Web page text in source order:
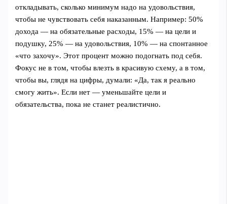
откладывать, сколько минимум надо на удовольствия,
чтобы не чувствовать себя наказанным. Например: 50%
дохода — на обязательные расходы, 15% — на цели и
подушку, 25% — на удовольствия, 10% — на спонтанное
«что захочу». Этот процент можно подогнать под себя.
Фокус не в том, чтобы влезть в красивую схему, а в том,
чтобы вы, глядя на цифры, думали: «Да, так я реально
смогу жить». Если нет — уменьшайте цели и
обязательства, пока не станет реалистично.